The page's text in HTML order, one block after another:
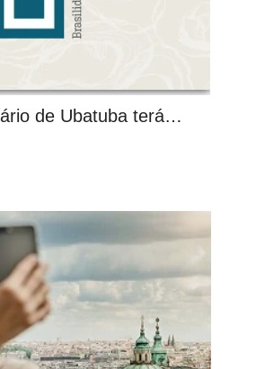
de Ubatuba terá…